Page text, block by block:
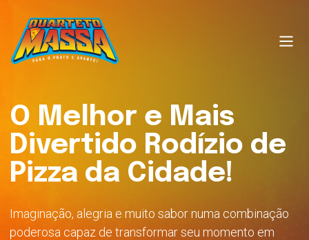
O Melhor e Mais
Divertido Rodízio de
Pizza da Cidade!
Imaginação, alegria e muito sabor numa combinação
poderosa capaz de transformar seu momento em